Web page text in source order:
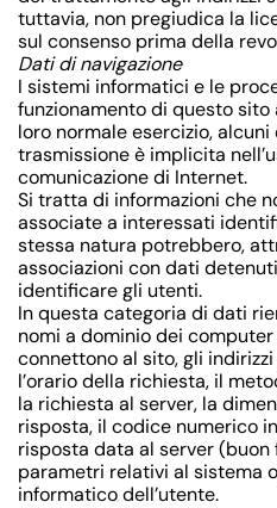
tuttavia, non pregiudica la
sul consenso prima della
Dati di navigazione
I sistemi informatici e le
funzionamento di questo
loro normale esercizio,
trasmissione è implicita
comunicazione di Internet.
Si tratta di informazioni che
associate a interessati
stessa natura potrebbero,
associazioni con dati
identificare gli utenti.
In questa categoria di dati
nomi a dominio dei
connettono al sito, gli
l’orario della richiesta, il
la richiesta al server, la
risposta, il codice numerico
risposta data al server (buon
parametri relativi al sistema
informatico dell’utente.